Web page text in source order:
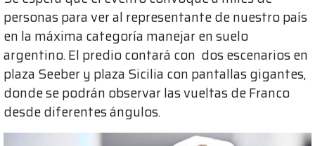
personas para ver al representante de nuestro país
en la máxima categoría manejar en suelo
argentino. El predio contará con dos escenarios en
plaza Seeber y plaza Sicilia con pantallas gigantes,
donde se podrán observar las vueltas de Franco
desde diferentes ángulos.